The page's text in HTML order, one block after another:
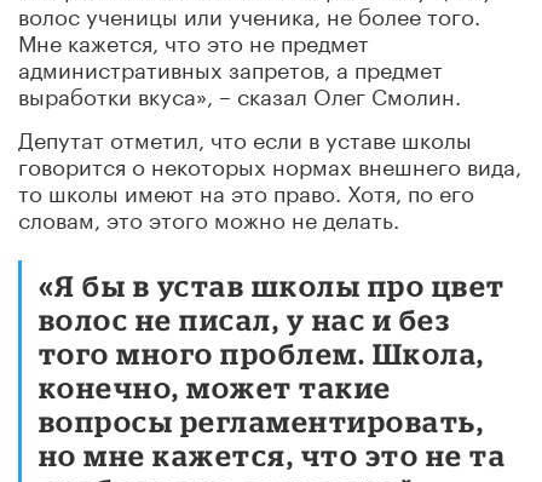
волос ученицы или ученика, не более того.
Мне кажется, что это не предмет
административных запретов, а предмет
выработки вкуса», – сказал Олег Смолин.
Депутат отметил, что если в уставе школы
говорится о некоторых нормах внешнего вида,
то школы имеют на это право. Хотя, по его
словам, это этого можно не делать.
«Я бы в устав школы про цвет
волос не писал, у нас и без
того много проблем. Школа,
конечно, может такие
вопросы регламентировать,
но мне кажется, что это не та